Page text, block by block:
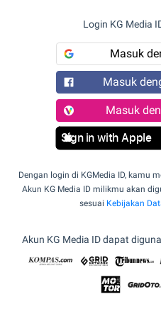
Login KG Media
Masuk
Masuk
Masuk
Sign in with Apple
Dengan login di KGMedia ID, kamu
Akun KG Media ID milikmu akan
sesuai Kebijakan
Akun KG Media ID dapat